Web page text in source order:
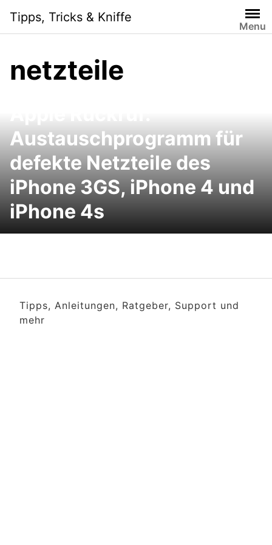
content
Tipps, Tricks & Kniffe
Menu
netzteile
Austauschprogramm für
defekte Netzteile des
iPhone 3GS, iPhone 4 und
iPhone 4s
Tipps, Anleitungen, Ratgeber, Support und
mehr